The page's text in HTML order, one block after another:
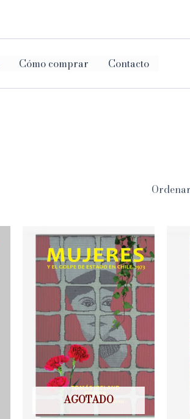
Cómo comprar Contacto
AGOTADO